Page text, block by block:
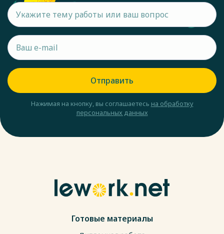
Отправить
Нажимая на кнопку, вы соглашаетесь на обработку
персональных данных
Готовые материалы